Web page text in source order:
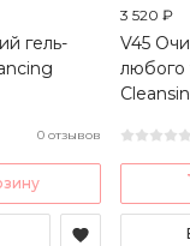
гель-
0 отзывов
3 520 ₽
V45
любого